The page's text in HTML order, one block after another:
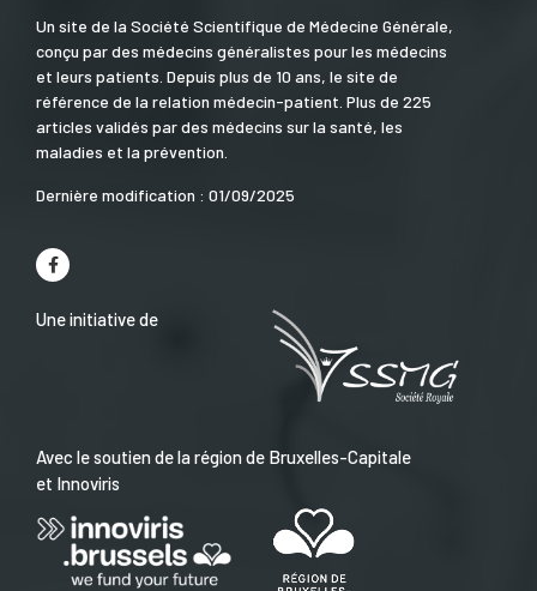
Un site de la Société Scientifique de Médecine Générale,
conçu par des médecins généralistes pour les médecins
et leurs patients. Depuis plus de 10 ans, le site de
référence de la relation médecin-patient. Plus de 225
articles validés par des médecins sur la santé, les
maladies et la prévention.
Dernière modification : 01/09/2025
Une initiative de
Avec le soutien de la région de Bruxelles-Capitale
et Innoviris